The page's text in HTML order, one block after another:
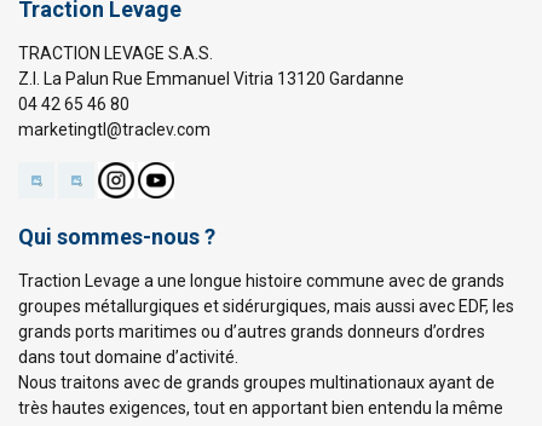
Traction Levage
TRACTION LEVAGE S.A.S.
Z.I. La Palun Rue Emmanuel Vitria 13120 Gardanne
04 42 65 46 80
marketingtl@traclev.com
Qui sommes-nous ?
Traction Levage a une longue histoire commune avec de grands
groupes métallurgiques et sidérurgiques, mais aussi avec EDF, les
grands ports maritimes ou d’autres grands donneurs d’ordres
dans tout domaine d’activité.
Nous traitons avec de grands groupes multinationaux ayant de
très hautes exigences, tout en apportant bien entendu la même